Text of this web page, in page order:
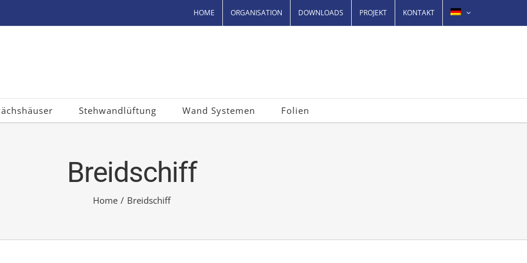
HOME ORGANISATION DOWNLOADS PROJEKT KONTAKT
Stehwandlüftung Wand Systemen Folien
Breidschiff
Home / Breidschiff